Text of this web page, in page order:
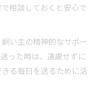
相談しておくと安心で
い主の精神的なサポー
った時は、遠慮せずに
る毎日を送るために活